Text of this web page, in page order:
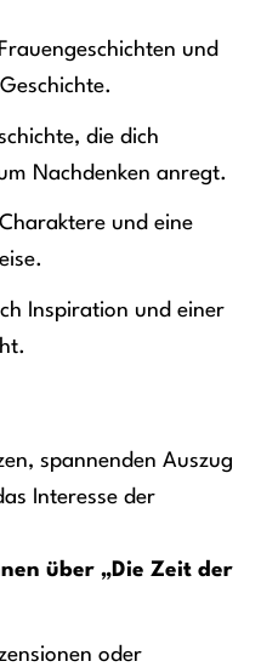
und
die dich
Nachdenken anregt.
und eine
Inspiration und einer
spannenden Auszug
Interesse der
über „Die Zeit der
oder